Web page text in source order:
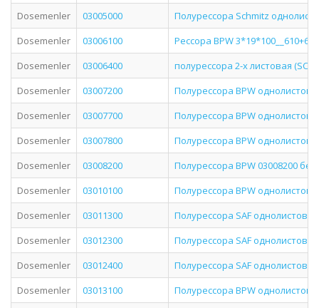
Dosemenler
03005000
Полурессора Schmitz
Dosemenler
03006100
Рессора BPW
Dosemenler
03006400
полурессора 2-х листовая (SCH
Dosemenler
03007200
Полурессора BPW
Dosemenler
03007700
Полурессора BPW
Dosemenler
03007800
Полурессора BPW
Dosemenler
03008200
Полурессора BPW 03008200
Dosemenler
03010100
Полурессора BPW
Dosemenler
03011300
Полурессора SAF однолистовая
Dosemenler
03012300
Полурессора SAF однолистовая
Dosemenler
03012400
Полурессора SAF однолистовая
Dosemenler
03013100
Полурессора BPW